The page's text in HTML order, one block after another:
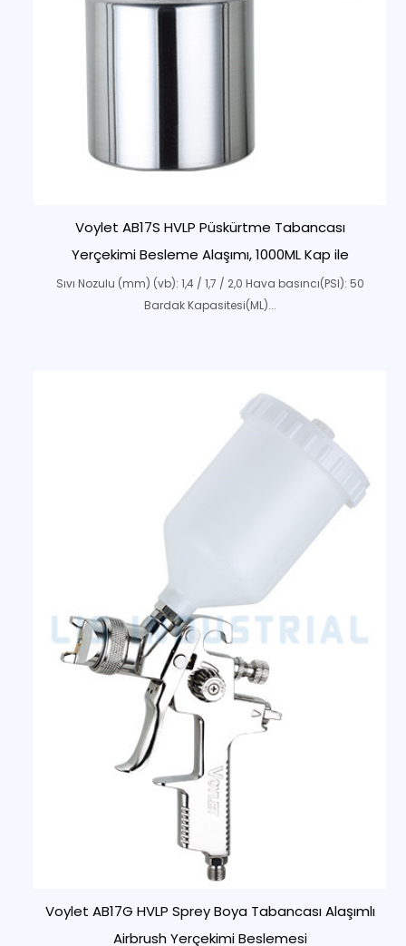
Voylet AB17S HVLP Püskürtme Tabancası
Yerçekimi Besleme Alaşımı, 1000ML Kap ile
Sıvı Nozulu (mm) (vb): 1,4 / 1,7 / 2,0 Hava basıncı(PSI): 50
Bardak Kapasitesi(ML)...
Voylet AB17G HVLP Sprey Boya Tabancası Alaşımlı
Airbrush Yerçekimi Beslemesi